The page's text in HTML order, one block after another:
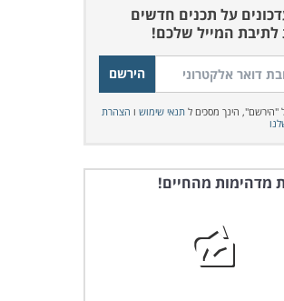
על תכנים חדשים
לתיבת המייל שלכם!
"הירשם", הינך מסכים לתנאי שימוש ו הצהרת